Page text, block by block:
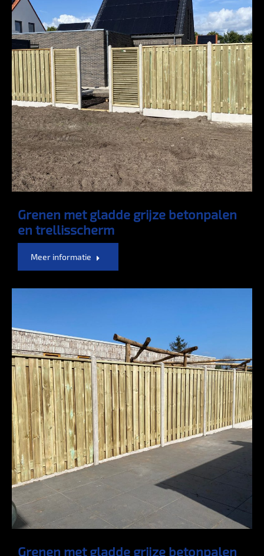
Grenen met gladde grijze betonpalen
en trellisscherm
Meer informatie
Grenen met gladde grijze betonpalen